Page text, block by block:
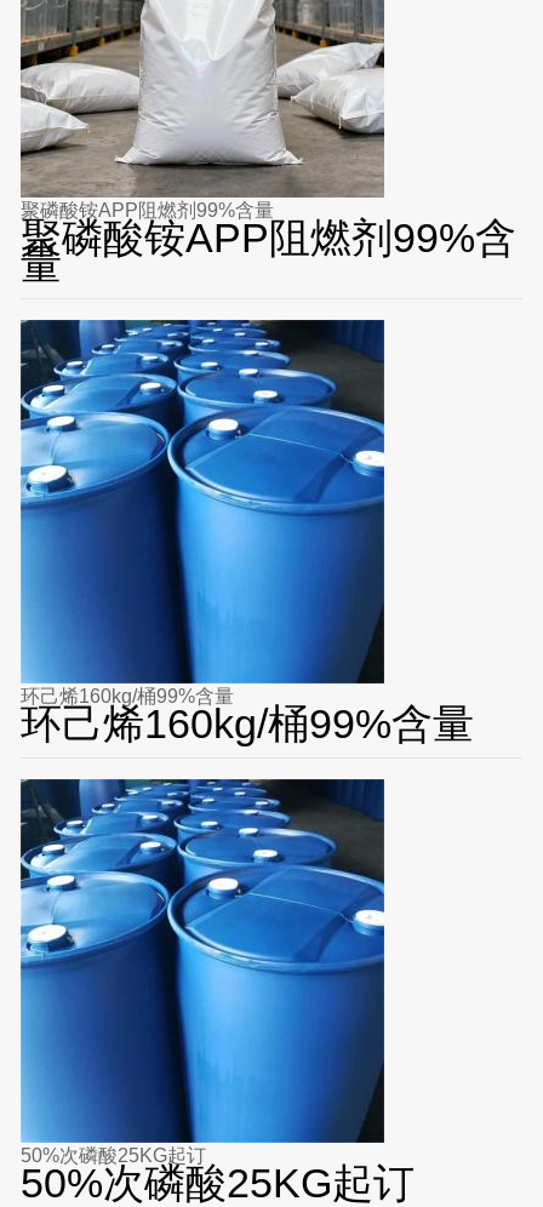
聚磷酸铵APP阻燃剂99%含量
聚磷酸铵APP阻燃剂99%含
量
环己烯160kg/桶99%含量
环己烯160kg/桶99%含量
50%次磷酸25KG起订
50%次磷酸25KG起订